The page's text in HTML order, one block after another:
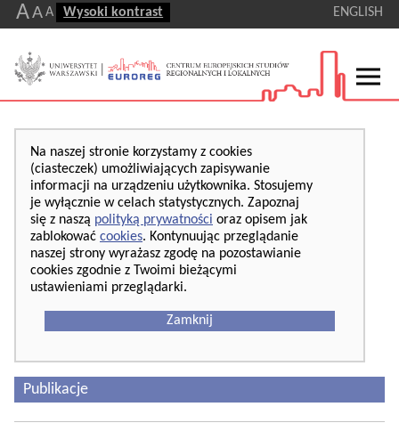
AA A Wysoki kontrast ENGLISH
Na naszej stronie korzystamy z cookies
(ciasteczek) umożliwiających zapisywanie
informacji na urządzeniu użytkownika. Stosujemy
je wyłącznie w celach statystycznych. Zapoznaj
się z naszą polityką prywatności oraz opisem jak
zablokować cookies. Kontynuując przeglądanie
naszej strony wyrażasz zgodę na pozostawianie
cookies zgodnie z Twoimi bieżącymi
ustawieniami przeglądarki.
Zamknij
Publikacje